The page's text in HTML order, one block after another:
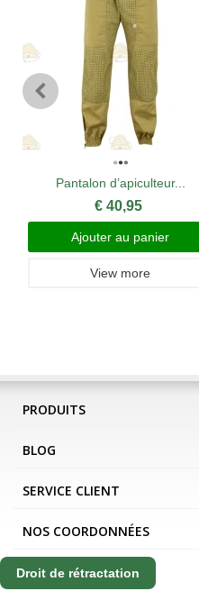
Pantalon d’apiculteur...
€ 40,95
Ajouter au panier
View more
PRODUITS
BLOG
SERVICE CLIENT
NOS COORDONNÉES
Droit de rétractation